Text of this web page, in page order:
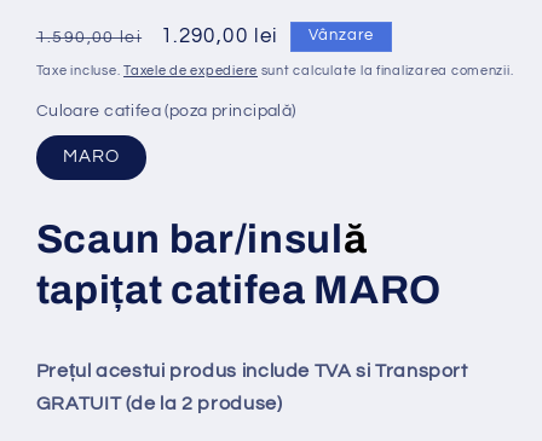
Preț
obișnuit
1.590,00 lei
Preț
redus
1.290,00 lei Vânzare
Taxe incluse.Taxele de expediere sunt calculate la finalizarea comenzii.
Culoare catifea (poza principală)
MARO
Scaun bar/insulă
tapițat catifea MARO
Prețul acestui produs include TVA si Transport
GRATUIT (de la 2 produse)